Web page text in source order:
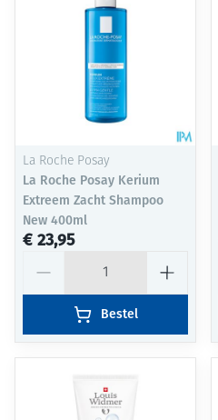
La Roche Posay
La Roche Posay Kerium
Extreem Zacht Shampoo
New 400ml
€ 23,95
Bestel